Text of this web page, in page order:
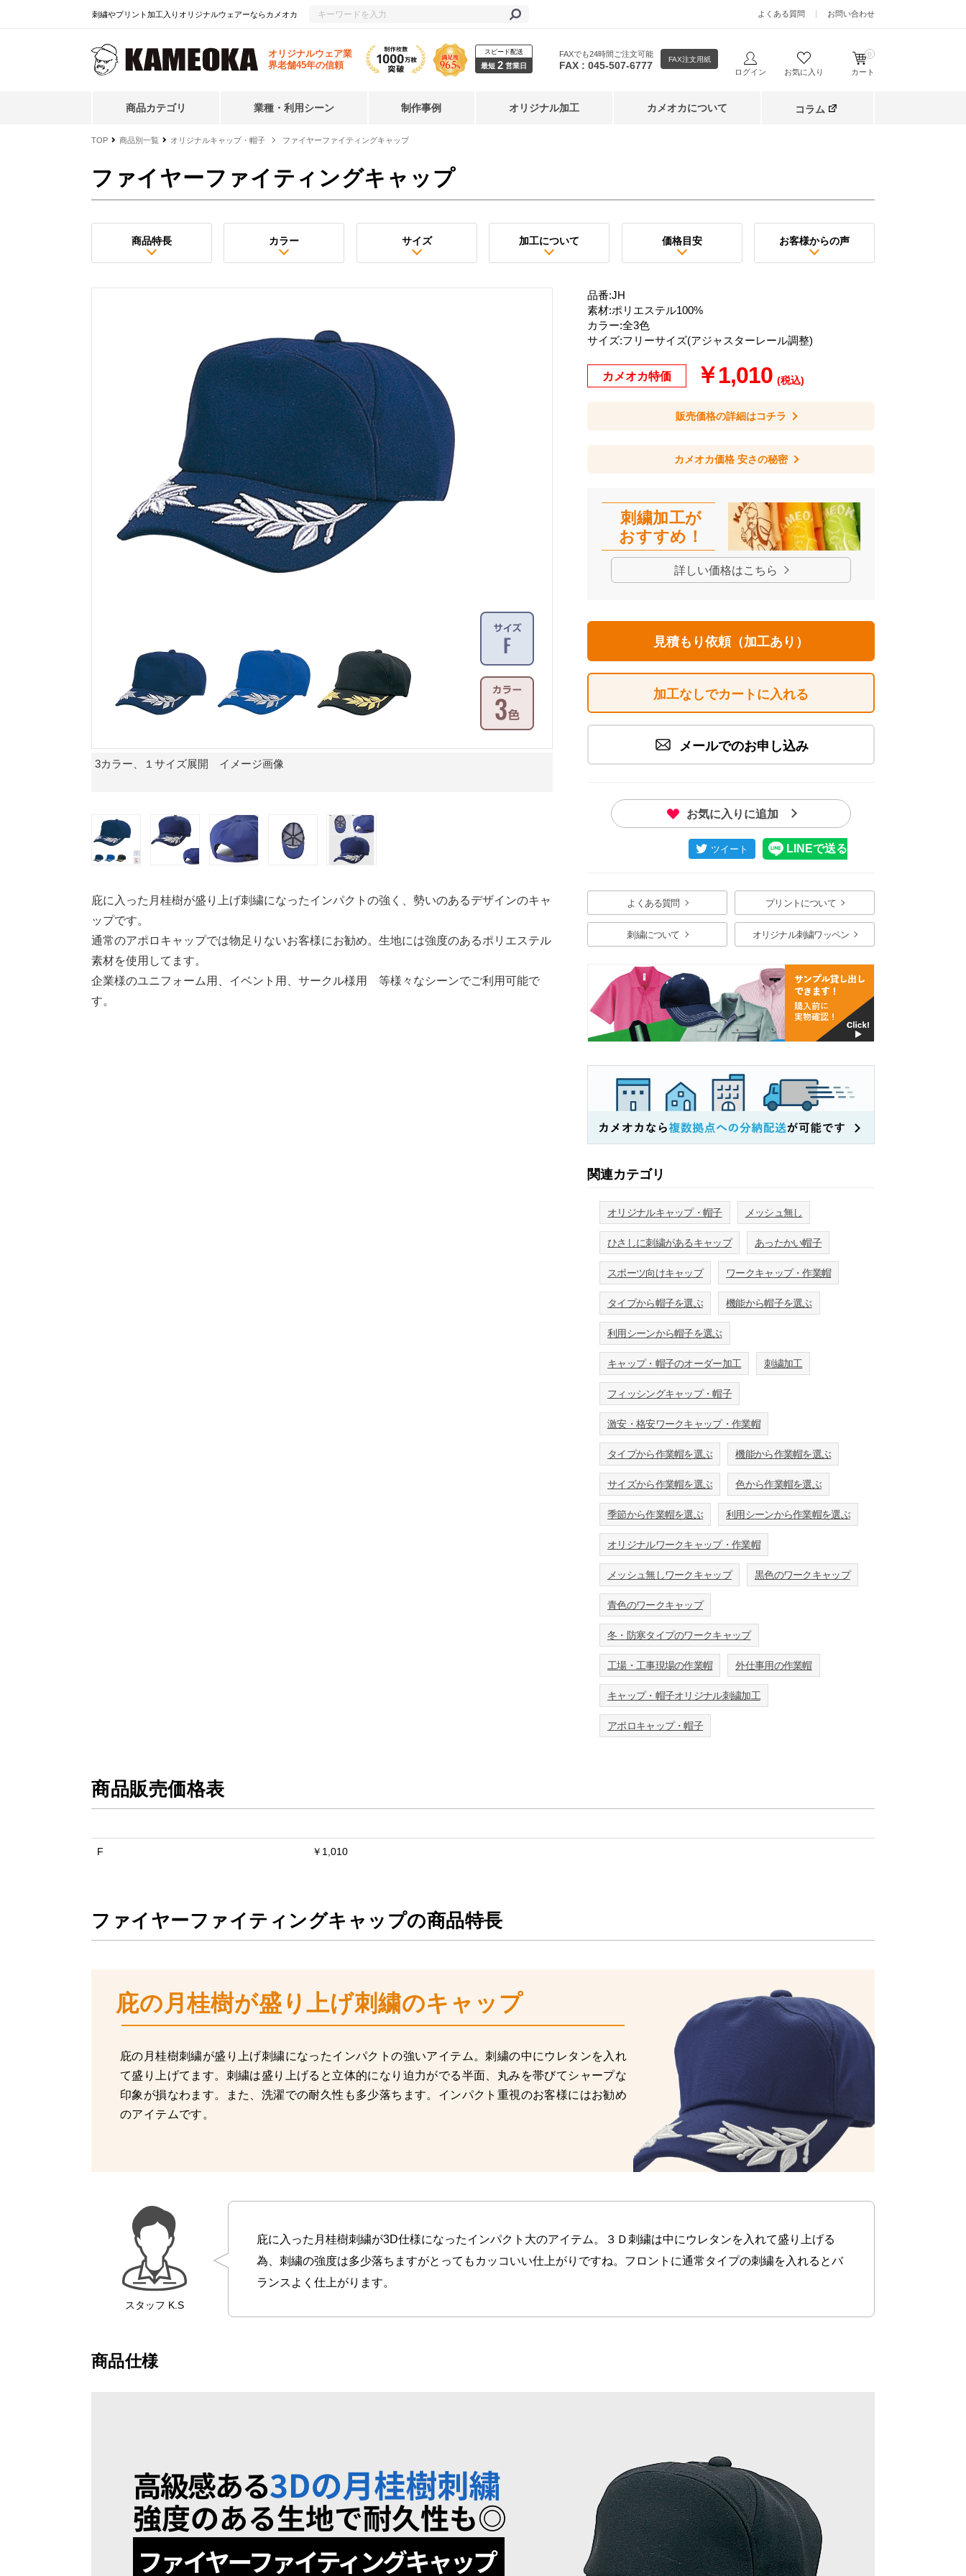
刺繍やプリント加工入りオリジナルウェアーならカメオカ よくある質問 お問い合わせ
オリジナルウェア業
界老舗45年の信頼
スピード配送
最短 2 営業日
FAXでも24時間ご注文可能
FAX : 045-507-6777 FAX注文用紙
ログイン お気に入り カート
0
商品カテゴリ 業種・利用シーン 制作事例 オリジナル加工 カメオカについて コラム
TOP 商品別一覧 オリジナルキャップ・帽子 ファイヤーファイティングキャップ
ファイヤーファイティングキャップ
商品特長 カラー サイズ 加工について 価格目安 お客様からの声
3カラー、１サイズ展開 イメージ画像 イメージ画像
庇に入った月桂樹が盛り上げ刺繍になったインパクトの強く、勢いのあるデザインのキャ
ップです。
通常のアポロキャップでは物足りないお客様にお勧め。生地には強度のあるポリエステル
素材を使用してます。
企業様のユニフォーム用、イベント用、サークル様用 等様々なシーンでご利用可能で
す。
品番:JH
素材:ポリエステル100%
カラー:全3色
サイズ:フリーサイズ(アジャスターレール調整)
カメオカ特価 ￥1,010 (税込)
販売価格の詳細はコチラ
カメオカ価格 安さの秘密
刺繍加工が
おすすめ！
詳しい価格はこちら
見積もり依頼（加工あり）
加工なしでカートに入れる
メールでのお申し込み
お気に入りに追加
よくある質問 プリントについて
刺繍について オリジナル刺繍ワッペン
関連カテゴリ
オリジナルキャップ・帽子 メッシュ無し
ひさしに刺繍があるキャップ あったかい帽子
スポーツ向けキャップ ワークキャップ・作業帽
タイプから帽子を選ぶ 機能から帽子を選ぶ
利用シーンから帽子を選ぶ
キャップ・帽子のオーダー加工 刺繍加工
フィッシングキャップ・帽子
激安・格安ワークキャップ・作業帽
タイプから作業帽を選ぶ 機能から作業帽を選ぶ
サイズから作業帽を選ぶ 色から作業帽を選ぶ
季節から作業帽を選ぶ 利用シーンから作業帽を選ぶ
オリジナルワークキャップ・作業帽
メッシュ無しワークキャップ 黒色のワークキャップ
青色のワークキャップ
冬・防寒タイプのワークキャップ
工場・工事現場の作業帽 外仕事用の作業帽
キャップ・帽子オリジナル刺繍加工
アポロキャップ・帽子
商品販売価格表
F ￥1,010
ファイヤーファイティングキャップの商品特長
庇の月桂樹が盛り上げ刺繍のキャップ
庇の月桂樹刺繍が盛り上げ刺繍になったインパクトの強いアイテム。刺繍の中にウレタンを入れ
て盛り上げてます。刺繍は盛り上げると立体的になり迫力がでる半面、丸みを帯びてシャープな
印象が損なわます。また、洗濯での耐久性も多少落ちます。インパクト重視のお客様にはお勧め
のアイテムです。
スタッフ K.S
庇に入った月桂樹刺繍が3D仕様になったインパクト大のアイテム。３Ｄ刺繍は中にウレタンを入れて盛り上げる
為、刺繍の強度は多少落ちますがとってもカッコいい仕上がりですね。フロントに通常タイプの刺繍を入れるとバ
ランスよく仕上がります。
商品仕様